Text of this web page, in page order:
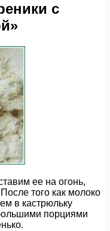
с
ее на огонь,
того как молоко
в кастрюльку
порциями